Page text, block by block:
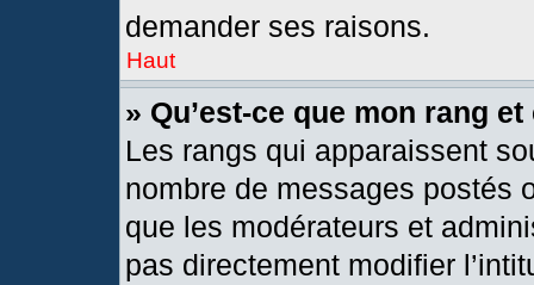
demander ses raisons.
Haut
» Qu’est-ce que mon rang
Les rangs qui apparaissent
nombre de messages postés
que les modérateurs et
pas directement modifier